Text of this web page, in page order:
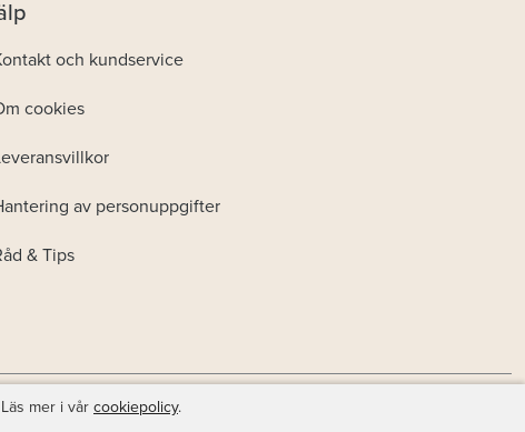
och kundservice
cookies
av personuppgifter
& Tips
mer i vår cookiepolicy.